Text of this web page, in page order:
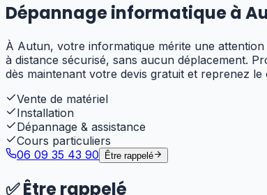
Dépannage informatique à
À Autun, votre informatique mérite une
à distance sécurisé, sans aucun déplacement.
dès maintenant votre devis gratuit et reprenez
Vente de matériel
Installation
Dépannage & assistance
Cours particuliers
06 09 35 43 90
Être rappelé
✅Être rappelé